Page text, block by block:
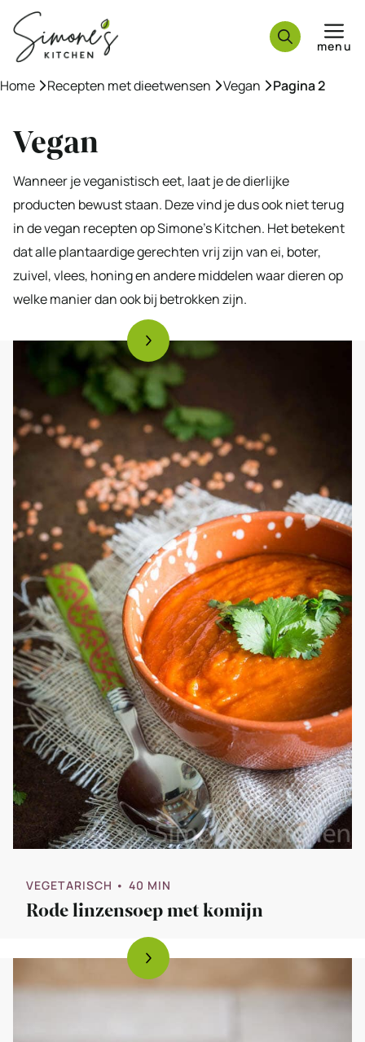
naar
inhoud
menu
Home »Recepten met dieetwensen »Vegan »Pagina 2
Vegan
Wanneer je veganistisch eet, laat je de dierlijke
producten bewust staan. Deze vind je dus ook niet terug
in de vegan recepten op Simone’s Kitchen. Het betekent
dat alle plantaardige gerechten vrij zijn van ei, boter,
zuivel, vlees, honing en andere middelen waar dieren op
welke manier dan ook bij betrokken zijn.
VEGETARISCH • 40 MIN
Rode linzensoep met komijn